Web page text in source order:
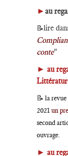
► au
📝​lire
conte"
► au
📝 la revue
2021un
second
ouvrage.
► au